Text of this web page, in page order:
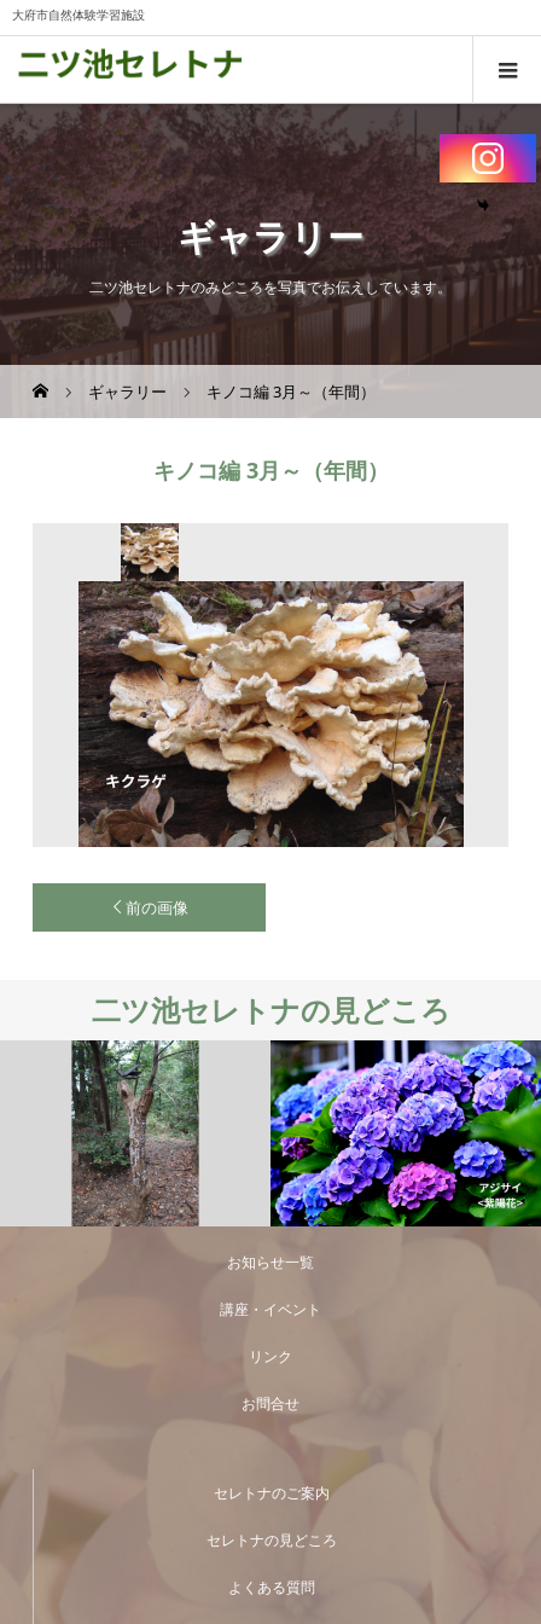
大府市自然体験学習施設
ギャラリー
二ツ池セレトナのみどころを写真でお伝えしています。
ギャラリー キノコ編 3月～（年間）
キノコ編 3月～（年間）
前の画像
二ツ池セレトナの見どころ
お知らせ一覧
講座・イベント
リンク
お問合せ
セレトナのご案内
セレトナの見どころ
よくある質問